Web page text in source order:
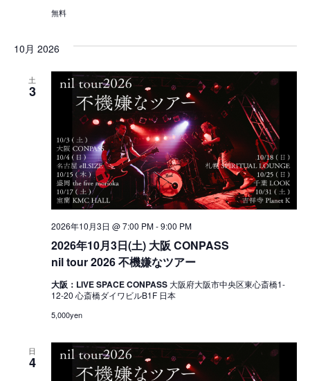
無料
10月 2026
土
3
2026年10月3日(土) 大阪 CONPASS
nil tour 2026 不機嫌なツアー
2026年10月3日 @ 7:00 PM-9:00 PM
大阪：LIVE SPACE CONPASS 大阪府大阪市中央区東心斎橋1-
12-20 心斎橋ダイワビルB1F 日本
5,000yen
日
4